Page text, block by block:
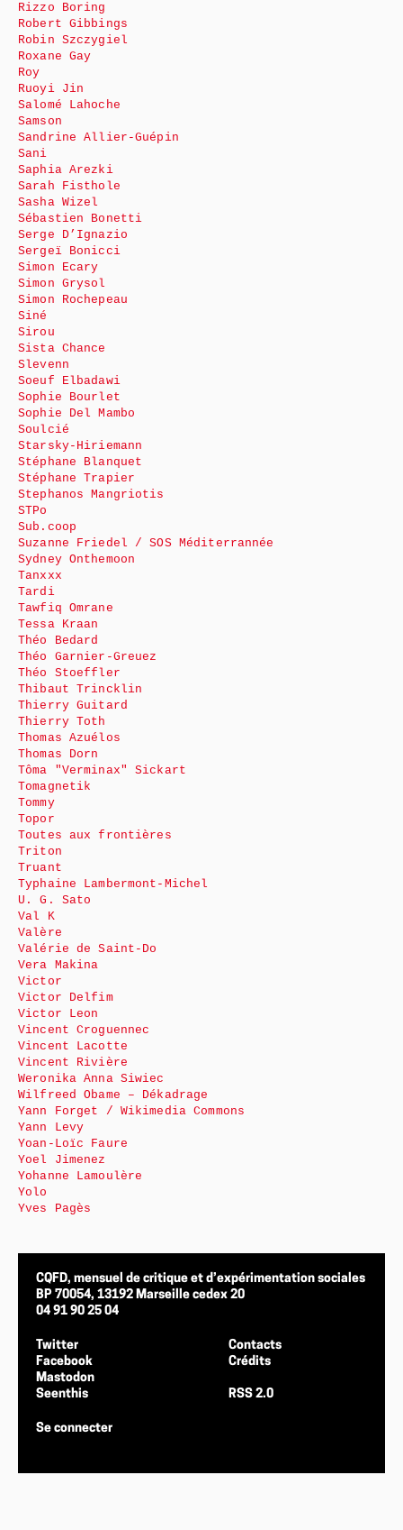
Rizzo Boring
Robert Gibbings
Robin Szczygiel
Roxane Gay
Roy
Ruoyi Jin
Salomé Lahoche
Samson
Sandrine Allier-Guépin
Sani
Saphia Arezki
Sarah Fisthole
Sasha Wizel
Sébastien Bonetti
Serge D’Ignazio
Sergeï Bonicci
Simon Ecary
Simon Grysol
Simon Rochepeau
Siné
Sirou
Sista Chance
Slevenn
Soeuf Elbadawi
Sophie Bourlet
Sophie Del Mambo
Soulcié
Starsky-Hiriemann
Stéphane Blanquet
Stéphane Trapier
Stephanos Mangriotis
STPo
Sub.coop
Suzanne Friedel / SOS Méditerrannée
Sydney Onthemoon
Tanxxx
Tardi
Tawfiq Omrane
Tessa Kraan
Théo Bedard
Théo Garnier-Greuez
Théo Stoeffler
Thibaut Trincklin
Thierry Guitard
Thierry Toth
Thomas Azuélos
Thomas Dorn
Tôma "Verminax" Sickart
Tomagnetik
Tommy
Topor
Toutes aux frontières
Triton
Truant
Typhaine Lambermont-Michel
U. G. Sato
Val K
Valère
Valérie de Saint-Do
Vera Makina
Victor
Victor Delfim
Victor Leon
Vincent Croguennec
Vincent Lacotte
Vincent Rivière
Weronika Anna Siwiec
Wilfreed Obame – Dékadrage
Yann Forget / Wikimedia Commons
Yann Levy
Yoan-Loïc Faure
Yoel Jimenez
Yohanne Lamoulère
Yolo
Yves Pagès
CQFD, mensuel de critique et d’expérimentation sociales
BP 70054, 13192 Marseille cedex 20
04 91 90 25 04
Twitter
Facebook
Mastodon
Seenthis
Contacts
Crédits
RSS 2.0
Se connecter